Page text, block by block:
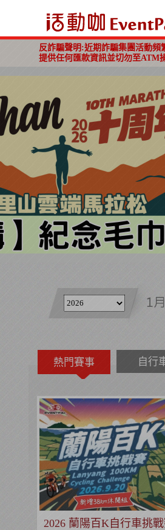
反詐騙聲明:近期詐騙集團活動頻
提供任何匯款資訊並切勿至ATM
熱門賽事 自行
2026 蘭陽百K自行車挑